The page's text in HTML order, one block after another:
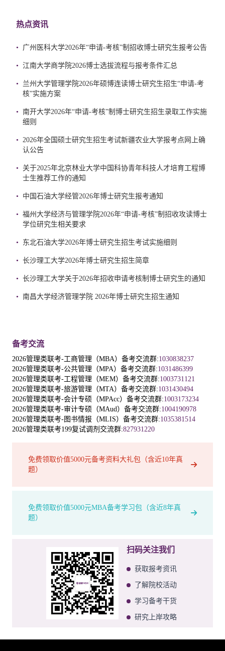
热点资讯
• 广州医科大学2026年“申请-考核”制招收博士研究生报考公告
• 江南大学商学院2026博士选拔流程与报考条件汇总
•
兰州大学管理学院2026年硕博连读博士研究生招生“申请-考
核”实施方案
• 南开大学2026年“申请-考核”制博士研究生招生录取工作实施
细则
• 2026年全国硕士研究生招生考试新疆农业大学报考点网上确
认公告
•
关于2025年北京林业大学中国科协青年科技人才培育工程博
士生推荐工作的通知
• 中国石油大学经管2026年博士研究生报考通知
• 福州大学经济与管理学院2026年“申请-考核”制招收攻读博士
学位研究生相关要求
• 东北石油大学2026年博士研究生招生考试实施细则
• 长沙理工大学2026年博士研究生招生简章
• 长沙理工大学关于2026年招收申请考核制博士研究生的通知
• 南昌大学经济管理学院 2026年博士研究生招生通知
备考交流
2026管理类联考-工商管理（MBA）备考交流群:1030838237
2026管理类联考-公共管理（MPA）备考交流群:1031486399
2026管理类联考-工程管理（MEM）备考交流群:1003731121
2026管理类联考-旅游管理（MTA）备考交流群:1031430494
2026管理类联考-会计专硕（MPAcc）备考交流群:1003173234
2026管理类联考-审计专硕（MAud）备考交流群:1004190978
2026管理类联考-图书情报（MLIS）备考交流群:1035381514
2026管理类联考199复试调剂交流群:827931220
免费领取价值5000元备考资料大礼包（含近10年真
题）
免费领取价值5000元MBA备考学习包（含近8年真
题）
扫码关注我们
获取报考资讯
了解院校活动
学习备考干货
研究上岸攻略